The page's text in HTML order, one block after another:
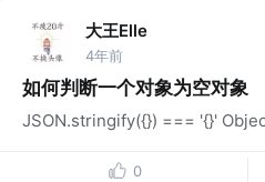
大王Elle
4年前
如何判断一个对象为空对象
JSON.stringify({}) === '{}'
0